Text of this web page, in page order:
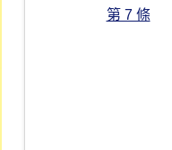
第 7 條